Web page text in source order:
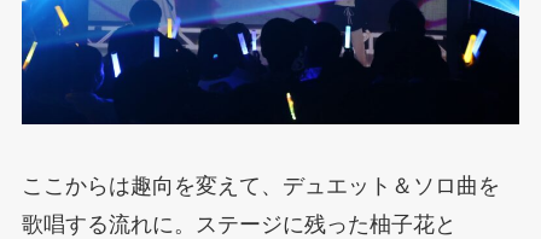
ここからは趣向を変えて、デュエット＆ソロ曲を
歌唱する流れに。ステージに残った柚子花と